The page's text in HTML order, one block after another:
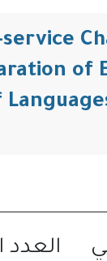
service
of
العدد